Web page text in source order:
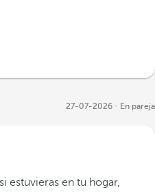
27-07-2026 En pareja
estuvieras en tu hogar,